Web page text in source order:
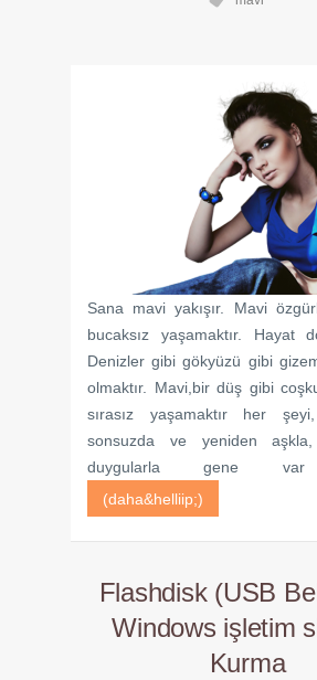
Sana mavi yakışır. Mavi
bucaksız yaşamaktır. Hayat
Denizler gibi gökyüzü gibi
olmaktır. Mavi,bir düş gibi
sırasız yaşamaktır her
sonsuzda ve yeniden
duygularla gene var
(daha&helliip;)
Flashdisk (USB
Windows işletim
Kurma